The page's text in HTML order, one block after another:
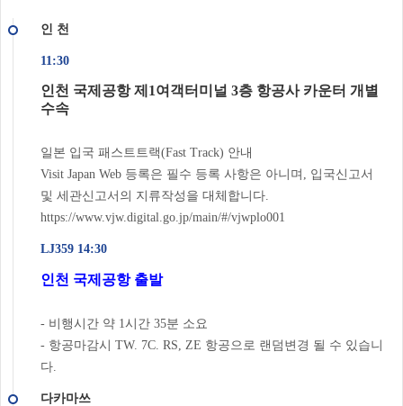
인 천
11:30
인천 국제공항 제1여객터미널 3층 항공사 카운터 개별
수속
일본 입국 패스트트랙(Fast Track) 안내
Visit Japan Web 등록은 필수 등록 사항은 아니며, 입국신고서
및 세관신고서의 지류작성을 대체합니다.
https://www.vjw.digital.go.jp/main/#/vjwplo001
LJ359 14:30
인천 국제공항 출발
- 비행시간 약 1시간 35분 소요
- 항공마감시 TW. 7C. RS, ZE 항공으로 랜덤변경 될 수 있습니
다.
다카마쓰